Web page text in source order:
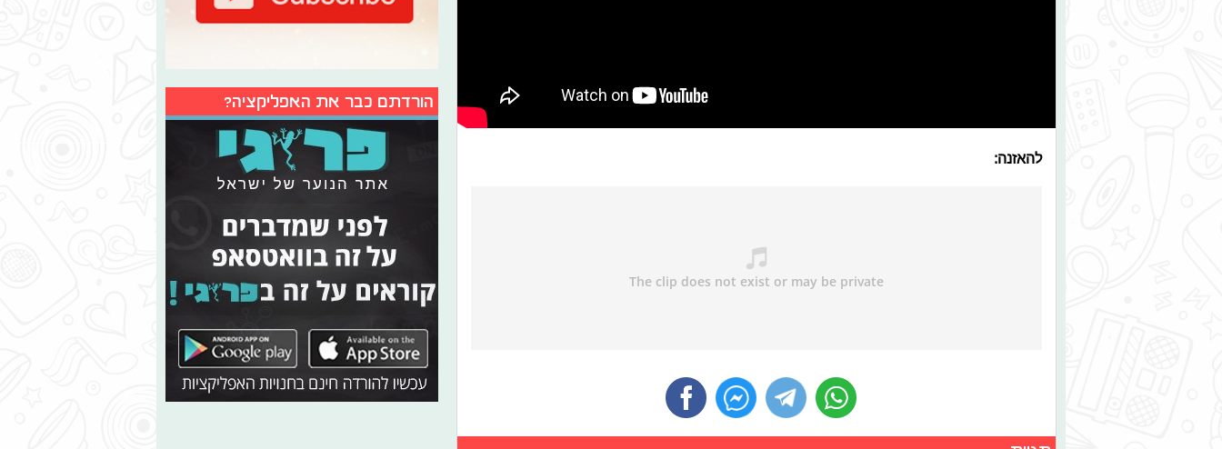
להאזנה:
הורדתם כבר את האפליקציה?